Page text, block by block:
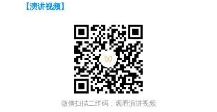
【演讲视频】
微信扫描二维码，观看演讲视频